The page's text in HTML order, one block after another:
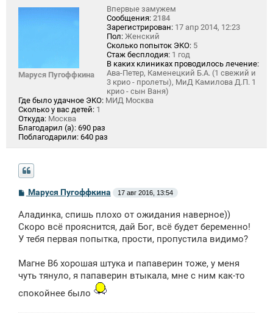
Маруся Пугоффкина
Впервые замужем
Сообщения: 2184
Зарегистрирован: 17 апр 2014, 12:23
Пол: Женский
Сколько попыток ЭКО: 5
Стаж бесплодия: 1 год
В каких клиниках проводилось лечение:
Ава-Петер, Каменецкий Б.А. (1 свежий и
3 крио - пролеты), МиД Камилова Д.П. 1
крио - сын Ваня)
Где было удачное ЭКО: МИД Москва
Сколько у вас детей: 1
Откуда: Москва
Благодарил (а): 690 раз
Поблагодарили: 640 раз
С
о
б
щ
н
е
Маруся Пугоффкина 17 авг 2016, 13:54
Аладинка, спишь плохо от ожидания наверное))
Скоро всё прояснится, дай Бог, всё будет беременно!
У тебя первая попытка, прости, пропустила видимо?
Магне В6 хорошая штука и папаверин тоже, у меня
чуть тянуло, я папаверин втыкала, мне с ним как-то
спокойнее было